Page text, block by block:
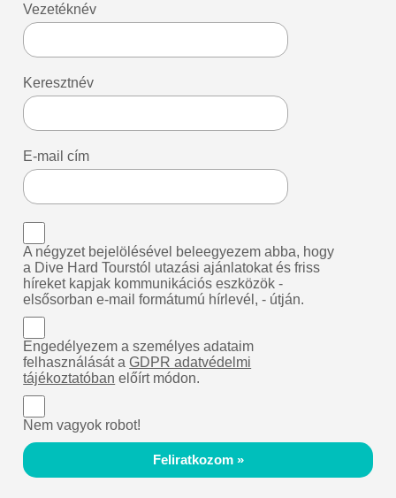
Vezetéknév
Keresztnév
E-mail cím
A négyzet bejelölésével beleegyezem abba, hogy
a Dive Hard Tourstól utazási ajánlatokat és friss
híreket kapjak kommunikációs eszközök -
elsősorban e-mail formátumú hírlevél, - útján.
Engedélyezem a személyes adataim
felhasználását aGDPR adatvédelmi
tájékoztatóban előírt módon.
Nem vagyok robot!
Feliratkozom »